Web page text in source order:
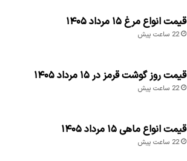
قیمت انواع مرغ ۱۵ مرداد ۱۴۰۵
22 ساعت پیش
قیمت روز گوشت قرمز در ۱۵ مرداد ۱۴۰۵
22 ساعت پیش
قیمت انواع ماهی ۱۵ مرداد ۱۴۰۵
22 ساعت پیش